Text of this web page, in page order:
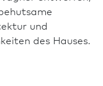
und
des Hauses.